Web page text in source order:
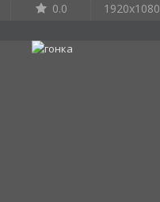
0.0 1920x1080